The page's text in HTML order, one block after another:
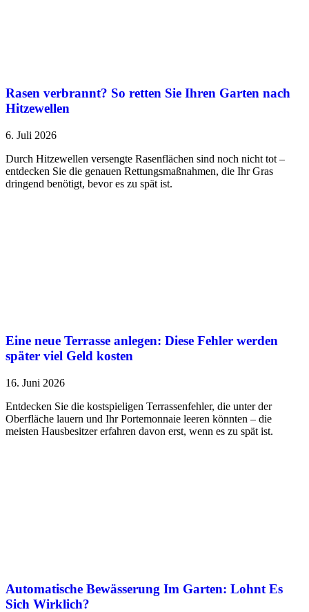
Rasen verbrannt? So retten Sie Ihren Garten nach
Hitzewellen
6. Juli 2026
Durch Hitzewellen versengte Rasenflächen sind noch nicht tot –
entdecken Sie die genauen Rettungsmaßnahmen, die Ihr Gras
dringend benötigt, bevor es zu spät ist.
Eine neue Terrasse anlegen: Diese Fehler werden
später viel Geld kosten
16. Juni 2026
Entdecken Sie die kostspieligen Terrassenfehler, die unter der
Oberfläche lauern und Ihr Portemonnaie leeren könnten – die
meisten Hausbesitzer erfahren davon erst, wenn es zu spät ist.
Automatische Bewässerung Im Garten: Lohnt Es
Sich Wirklich?